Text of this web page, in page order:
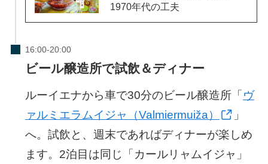
1970年代の工夫
ビール醸造所で試飲＆ディナー
ルーイエナから車で30分のビール醸造所「 ヴ
ァルミエラムイジャ（Valmiermuiža）
」
へ。試飲と、週末であればディナーが楽しめ
ます。2泊目は同じ「カールリャムイジャ」